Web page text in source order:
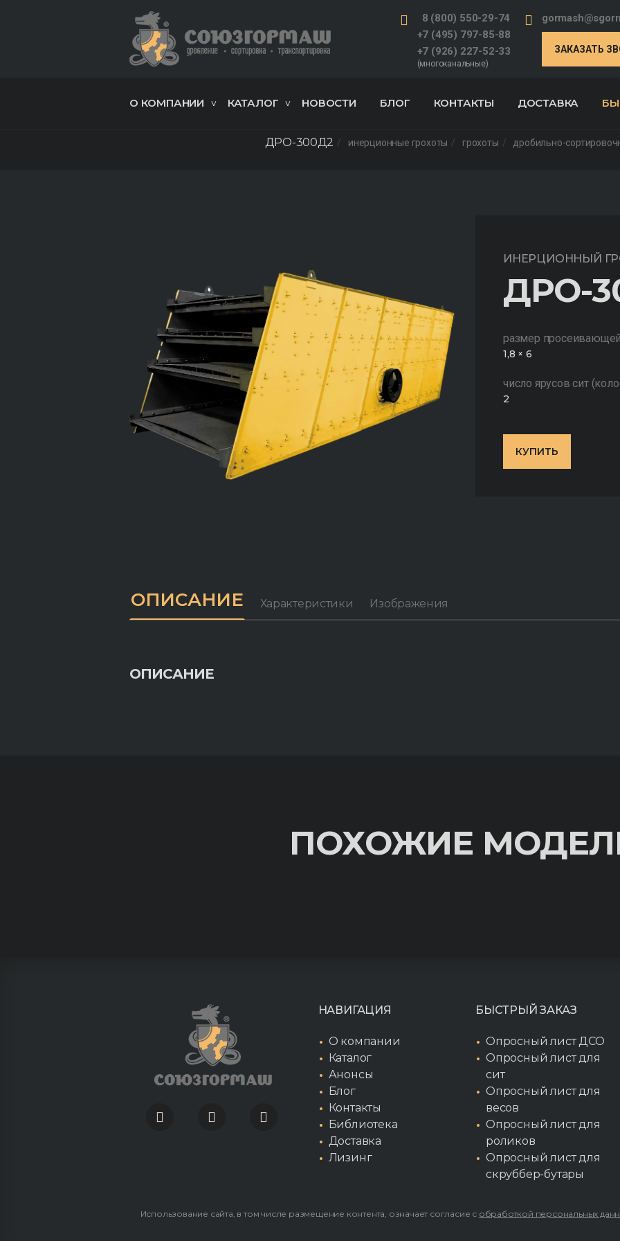
8 (800) 550-29-74
+7 (495) 797-85-88
+7 (926) 227-52-33
(многоканальные)
ЗАКАЗАТЬ
О КОМПАНИИ КАТАЛОГ НОВОСТИ БЛОГ КОНТАКТЫ ДОСТАВКА
дробильно-
грохоты
инерционные грохоты
ДРО-300Д2
ИНЕРЦИОННЫЙ
ДРО-
размер
1,8 × 6
число ярусов сит
2
КУПИТЬ
ОПИСАНИЕ Характеристики Изображения
ОПИСАНИЕ
ПОХОЖИЕ
НАВИГАЦИЯ
О компании
Каталог
Анонсы
Блог
Контакты
Библиотека
Доставка
Лизинг
БЫСТРЫЙ ЗАКАЗ
Опросный лист ДСО
Опросный лист для
сит
Опросный лист для
весов
Опросный лист для
роликов
Опросный лист для
скруббер-бутары
Использование сайта, в том числе размещение контента, означает согласие с обработкой персональных